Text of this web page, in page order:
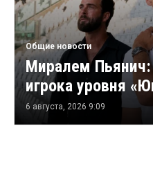
Общие новости
Миралем
игрока уровня
6 августа, 2026 9:09